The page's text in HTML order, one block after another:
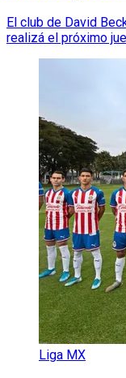
El club de David
realizá el próximo
Liga MX